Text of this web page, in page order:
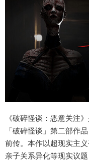
《破碎怪谈：恶意关注
「破碎怪谈」第二部作
前传。本作以超现实主
亲子关系异化等现实议